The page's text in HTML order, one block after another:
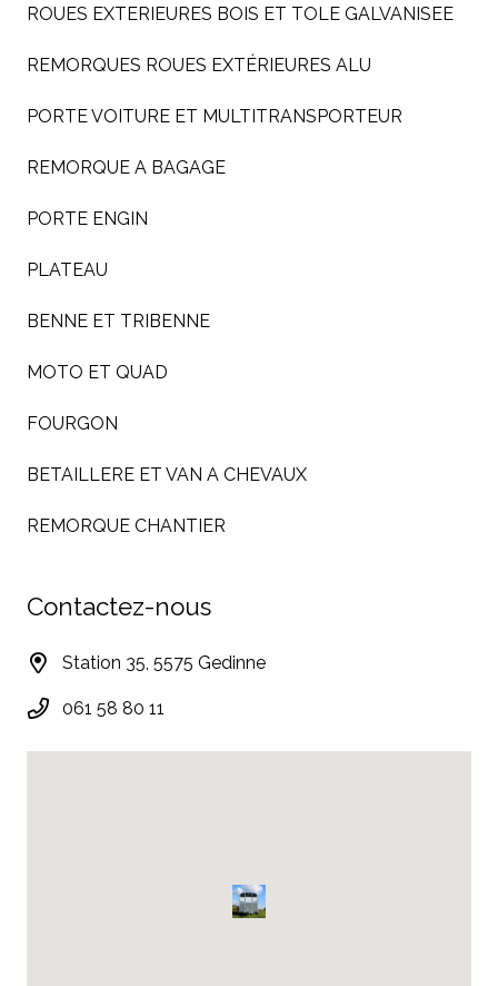
ROUES EXTERIEURES BOIS ET TOLE GALVANISEE
REMORQUES ROUES EXTÉRIEURES ALU
PORTE VOITURE ET MULTITRANSPORTEUR
REMORQUE A BAGAGE
PORTE ENGIN
PLATEAU
BENNE ET TRIBENNE
MOTO ET QUAD
FOURGON
BETAILLERE ET VAN A CHEVAUX
REMORQUE CHANTIER
Contactez-nous
Station 35, 5575 Gedinne
061 58 80 11